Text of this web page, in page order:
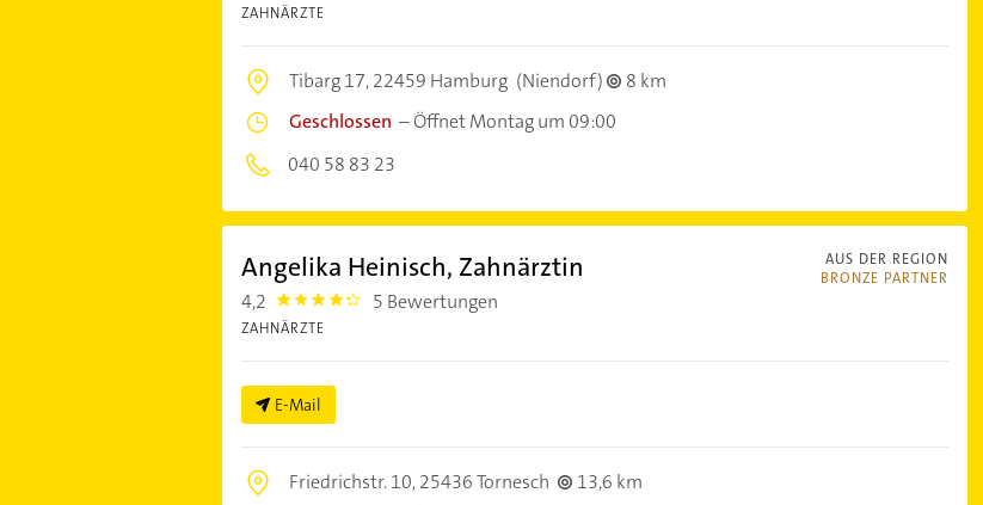
ZAHNÄRZTE
Tibarg 17,22459 Hamburg (Niendorf)
8 km
Geschlossen –Öffnet Montag um 09:00
040 58 83 23
AUS DER REGION
BRONZE PARTNER
Angelika Heinisch, Zahnärztin
4,2 4.2000003 5 Bewertungen
ZAHNÄRZTE
E-Mail
Friedrichstr. 10,25436 Tornesch
13,6 km